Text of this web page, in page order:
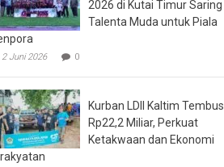
2026 di Kutai Timur Saring
Talenta Muda untuk Piala
2 Juni 2026 0
Kurban LDII Kaltim Tembus
Rp22,2 Miliar, Perkuat
Ketakwaan dan Ekonomi